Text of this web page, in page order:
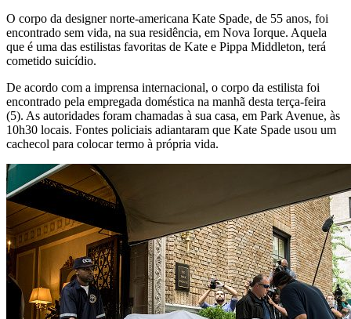
O corpo da designer norte-americana Kate Spade, de 55 anos, foi
encontrado sem vida, na sua residência, em Nova Iorque. Aquela
que é uma das estilistas favoritas de Kate e Pippa Middleton, terá
cometido suicídio.
De acordo com a imprensa internacional, o corpo da estilista foi
encontrado pela empregada doméstica na manhã desta terça-feira
(5). As autoridades foram chamadas à sua casa, em Park Avenue, às
10h30 locais. Fontes policiais adiantaram que Kate Spade usou um
cachecol para colocar termo à própria vida.